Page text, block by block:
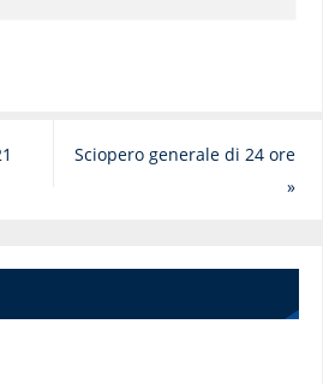
Sciopero generale di 24 ore
»